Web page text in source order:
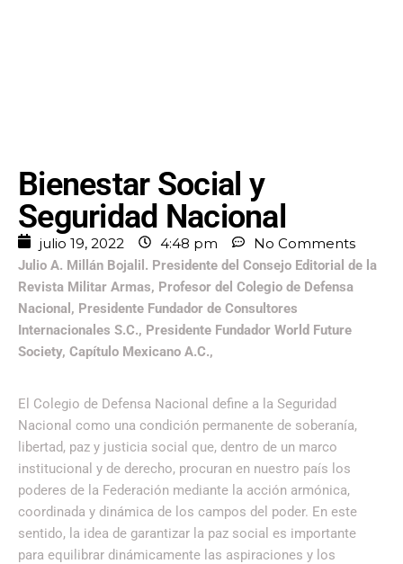
Bienestar Social y
Seguridad Nacional
julio 19, 2022 4:48 pm No Comments
Julio A. Millán Bojalil. Presidente del Consejo Editorial de la
Revista Militar Armas, Profesor del Colegio de Defensa
Nacional, Presidente Fundador de Consultores
Internacionales S.C., Presidente Fundador World Future
Society, Capítulo Mexicano A.C.,
El Colegio de Defensa Nacional define a la Seguridad
Nacional como una condición permanente de soberanía,
libertad, paz y justicia social que, dentro de un marco
institucional y de derecho, procuran en nuestro país los
poderes de la Federación mediante la acción armónica,
coordinada y dinámica de los campos del poder. En este
sentido, la idea de garantizar la paz social es importante
para equilibrar dinámicamente las aspiraciones y los